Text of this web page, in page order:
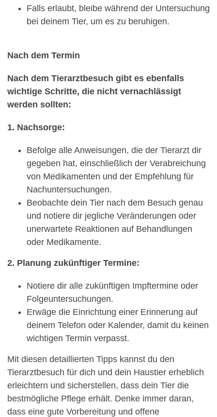
Falls erlaubt, bleibe während der Untersuchung
bei deinem Tier, um es zu beruhigen.
Nach dem Termin
Nach dem Tierarztbesuch gibt es ebenfalls
wichtige Schritte, die nicht vernachlässigt
werden sollten:
1. Nachsorge:
Befolge alle Anweisungen, die der Tierarzt dir
gegeben hat, einschließlich der Verabreichung
von Medikamenten und der Empfehlung für
Nachuntersuchungen.
Beobachte dein Tier nach dem Besuch genau
und notiere dir jegliche Veränderungen oder
unerwartete Reaktionen auf Behandlungen
oder Medikamente.
2. Planung zukünftiger Termine:
Notiere dir alle zukünftigen Impftermine oder
Folgeuntersuchungen.
Erwäge die Einrichtung einer Erinnerung auf
deinem Telefon oder Kalender, damit du keinen
wichtigen Termin verpasst.
Mit diesen detaillierten Tipps kannst du den
Tierarztbesuch für dich und dein Haustier erheblich
erleichtern und sicherstellen, dass dein Tier die
bestmögliche Pflege erhält. Denke immer daran,
dass eine gute Vorbereitung und offene